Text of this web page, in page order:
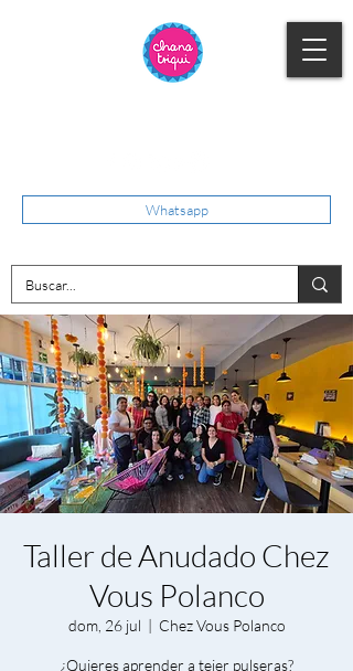
Whatsapp
Taller de Anudado Chez
Vous Polanco
dom, 26 jul
  |
Chez Vous Polanco
¿Quieres aprender a tejer pulseras?